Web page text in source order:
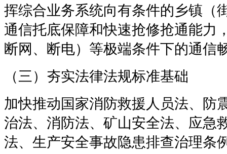
挥综合业务系统向有条件的乡镇（
通信托底保障和快速抢修抢通能力
断网、断电）等极端条件下的通信
（三）夯实法律法规标准基础
加快推动国家消防救援人员法、防
治法、消防法、矿山安全法、应急
法、生产安全事故隐患排查治理条